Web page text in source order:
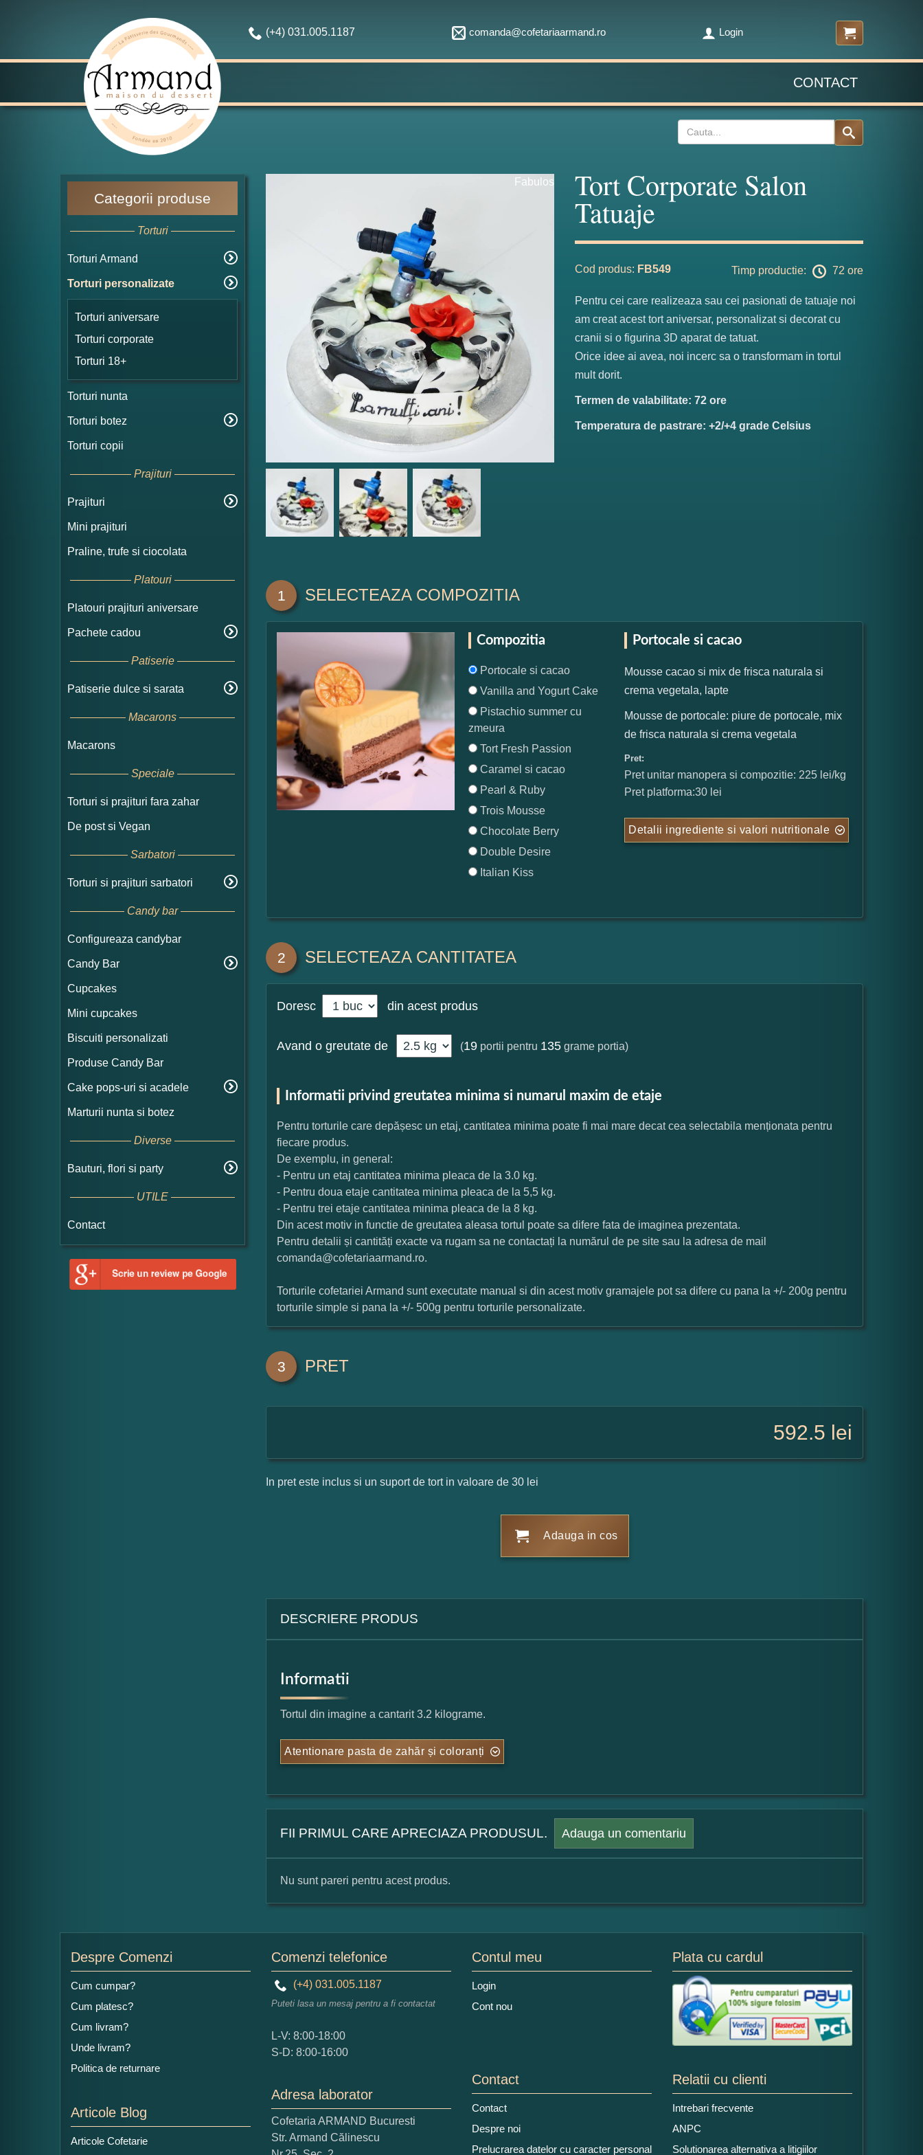
(+4) 031.005.1187 comanda@cofetariaarmand.ro Login
CONTACT
Categorii produse
Torturi
Torturi Armand
Torturi personalizate
Torturi aniversare
Torturi corporate
Torturi 18+
Torturi nunta
Torturi botez
Torturi copii
Prajituri
Prajituri
Mini prajituri
Praline, trufe si ciocolata
Platouri
Platouri prajituri aniversare
Pachete cadou
Patiserie
Patiserie dulce si sarata
Macarons
Macarons
Speciale
Torturi si prajituri fara zahar
De post si Vegan
Sarbatori
Torturi si prajituri sarbatori
Candy bar
Configureaza candybar
Candy Bar
Cupcakes
Mini cupcakes
Biscuiti personalizati
Produse Candy Bar
Cake pops-uri si acadele
Marturii nunta si botez
Diverse
Bauturi, flori si party
UTILE
Contact
Fabulos Tort Corporate Salon
Tatuaje
Cod produs: FB549 Timp productie: 72 ore
Pentru cei care realizeaza sau cei pasionati de tatuaje noi
am creat acest tort aniversar, personalizat si decorat cu
cranii si o figurina 3D aparat de tatuat.
Orice idee ai avea, noi incerc sa o transformam in tortul
mult dorit.
Termen de valabilitate: 72 ore
Temperatura de pastrare: +2/+4 grade Celsius
1 SELECTEAZA COMPOZITIA
Compozitia
Portocale si cacao
Vanilla and Yogurt Cake
Pistachio summer cu
zmeura
Tort Fresh Passion
Caramel si cacao
Pearl & Ruby
Trois Mousse
Chocolate Berry
Double Desire
Italian Kiss
Portocale si cacao
Mousse cacao si mix de frisca naturala si
crema vegetala, lapte
Mousse de portocale: piure de portocale, mix
de frisca naturala si crema vegetala
Pret:
Pret unitar manopera si compozitie: 225 lei/kg
Pret platforma:30 lei
Detalii ingrediente si valori nutritionale
2 SELECTEAZA CANTITATEA
Doresc din acest produs
Avand o greutate de (19 portii pentru 135 grame portia)
Informatii privind greutatea minima si numarul maxim de etaje
Pentru torturile care depășesc un etaj, cantitatea minima poate fi mai mare decat cea selectabila menționata pentru
fiecare produs.
De exemplu, in general:
- Pentru un etaj cantitatea minima pleaca de la 3.0 kg.
- Pentru doua etaje cantitatea minima pleaca de la 5,5 kg.
- Pentru trei etaje cantitatea minima pleaca de la 8 kg.
Din acest motiv in functie de greutatea aleasa tortul poate sa difere fata de imaginea prezentata.
Pentru detalii și cantități exacte va rugam sa ne contactați la numărul de pe site sau la adresa de mail
comanda@cofetariaarmand.ro.
Torturile cofetariei Armand sunt executate manual si din acest motiv gramajele pot sa difere cu pana la +/- 200g pentru
torturile simple si pana la +/- 500g pentru torturile personalizate.
3 PRET
592.5 lei
In pret este inclus si un suport de tort in valoare de 30 lei
Adauga in cos
DESCRIERE PRODUS
Informatii
Tortul din imagine a cantarit 3.2 kilograme.
Atentionare pasta de zahăr și coloranți
FII PRIMUL CARE APRECIAZA PRODUSUL. Adauga un comentariu
Numele dumneavoastra:
Adaugati o parere despre acest produs:
Ce nota acordati acestui produs?
1 2 3
Nu sunt pareri pentru acest produs.
Despre Comenzi
Cum cumpar?
Cum platesc?
Cum livram?
Unde livram?
Politica de returnare
Articole Blog
Articole Cofetarie
Comenzi telefonice
(+4) 031.005.1187
Puteti lasa un mesaj pentru a fi contactat
L-V: 8:00-18:00
S-D: 8:00-16:00
Adresa laborator
Cofetaria ARMAND Bucuresti
Str. Armand Călinescu
Contul meu
Login
Cont nou
Plata cu cardul
Contact
Contact
Despre noi
Prelucrarea datelor cu caracter personal
Relatii cu clienti
Intrebari frecvente
ANPC
Solutionarea alternativa a litigiilor